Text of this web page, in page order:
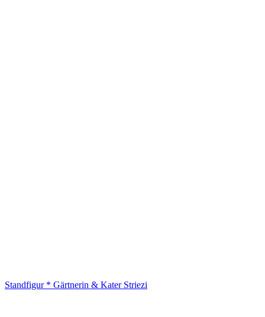
Standfigur * Gärtnerin & Kater Striezi